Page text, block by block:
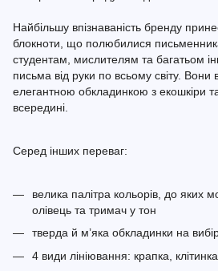
Найбільшу впізнаваність бренду
блокноти, що полюбилися
студентам, мислителям та багатьом
письма від руки по всьому світу. Вони
елегантною обкладинкою з екошкіри
всередині.
Серед інших переваг:
велика палітра кольорів, до яких
олівець та тримач у тон
тверда й м’яка обкладинки на
4 види лініювання: крапка,